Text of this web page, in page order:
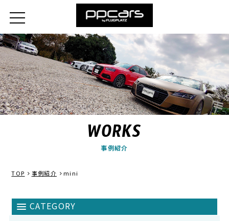
WORKS
事例紹介
TOP 事例紹介 mini